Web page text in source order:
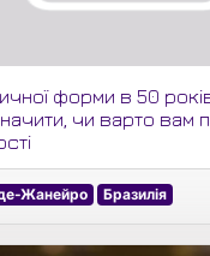
форми в 50
чи варто вам
Жанейро Бразилія